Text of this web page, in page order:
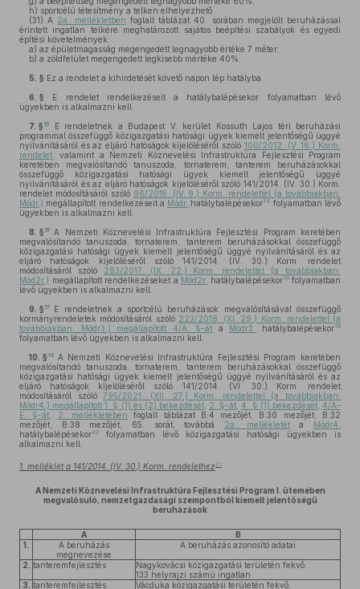
h) sportcélú létesítmény a telken elhelyezhető.
(31) A 2a. mellékletben foglalt táblázat 40. sorában megjelölt beruházással
érintett ingatlan telkére meghatározott sajátos beépítési szabályok és egyedi
építési követelmények:
a) az épületmagasság megengedett legnagyobb értéke 7 méter,
b) a zöldfelület megengedett legkisebb mértéke 40%.
5. § Ez a rendelet a kihirdetését követő napon lép hatályba.
6. § E rendelet rendelkezéseit a hatálybalépésekor folyamatban lévő
ügyekben is alkalmazni kell.
7. § 13
E rendeletnek a Budapest V. kerület Kossuth Lajos téri beruházási
programmal összefüggő közigazgatási hatósági ügyek kiemelt jelentőségű üggyé
nyilvánításáról és az eljáró hatóságok kijelöléséről szóló 100/2012. (V. 16.) Korm.
rendelet , valamint a Nemzeti Köznevelési Infrastruktúra Fejlesztési Program
keretében megvalósítandó tanuszoda, tornaterem, tanterem beruházásokkal
összefüggő közigazgatási hatósági ügyek kiemelt jelentőségű üggyé
nyilvánításáról és az eljáró hatóságok kijelöléséről szóló 141/2014. (IV. 30.) Korm.
rendelet módosításáról szóló 96/2015. (IV. 9.) Korm. rendelettel (a továbbiakban:
Módr.) megállapított rendelkezéseit a Módr. hatálybalépésekor14 folyamatban lévő
ügyekben is alkalmazni kell.
8. § 15 A Nemzeti Köznevelési Infrastruktúra Fejlesztési Program keretében
megvalósítandó tanuszoda, tornaterem, tanterem beruházásokkal összefüggő
közigazgatási hatósági ügyek kiemelt jelentőségű üggyé nyilvánításáról és az
eljáró hatóságok kijelöléséről szóló 141/2014. (IV. 30.) Korm. rendelet
módosításáról szóló
283/2017. (IX. 22.) Korm. rendelettel (a továbbiakban:
Mód2r.) megállapított rendelkezéseket a Mód2r. hatálybalépésekor16folyamatban
lévő ügyekben is alkalmazni kell.
9. § 17
E rendeletnek a sportcélú beruházások megvalósításával összefüggő
kormányrendeletek módosításáról szóló 223/2018. (XI. 29.) Korm. rendelettel (a
továbbiakban: Módr3.) megállapított 4/A. §-át a Módr3. hatálybalépésekor18
folyamatban lévő ügyekben is alkalmazni kell.
10. § 19 A Nemzeti Köznevelési Infrastruktúra Fejlesztési Program keretében
megvalósítandó tanuszoda, tornaterem, tanterem beruházásokkal összefüggő
közigazgatási hatósági ügyek kiemelt jelentőségű üggyé nyilvánításáról és az
eljáró hatóságok kijelöléséről szóló 141/2014. (VI. 30.) Korm. rendelet
módosításáról szóló795/2021. (XII. 27.) Korm. rendelettel (a továbbiakban:
Módr4.) megállapított 1. § (1) és (2) bekezdését 2. §-át ,4. § (1) bekezdését,4/A–
E. §-át
2. mellékletében foglalt táblázat B:4 mezőjét, B:30 mezőjét, B:32
mezőjét, B:38 mezőjét, 65. sorát, továbbá 2a. mellékletéta Módr4.
hatálybalépésekor20
folyamatban lévő közigazgatási hatósági ügyekben is
alkalmazni kell.
1. melléklet a 141/2014. (IV. 30.) Korm. rendelethez 21
A Nemzeti Köznevelési Infrastruktúra Fejlesztési Program I. ütemében
megvalósuló, nemzetgazdasági szempontból kiemelt jelentőségű
beruházások
A
B
1.
A beruházás
megnevezése
A beruházás azonosító adatai
2. tanteremfejlesztés
Nagykovácsi közigazgatási területén fekvő,
133 helyrajzi számú ingatlan
3. tanteremfejlesztés
Vácduka közigazgatási területén fekvő,